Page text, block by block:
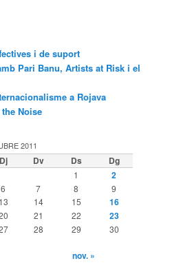
i de suport
Pari Banu, Artists at Risk i el
a Rojava
Noise
2011
Dj Dv Ds Dg
1 2
6 7 8
9
13 14 15 16
21 22 23
28 29
30
nov. »